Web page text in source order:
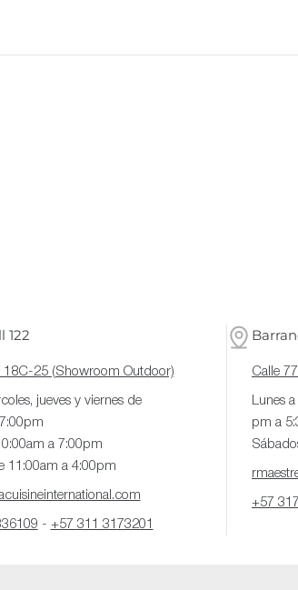
122
18C-25 (Showroom Outdoor)
jueves y viernes de
a 7:00pm
11:00am a 4:00pm
- +57 311 3173201
Calle
Lunes
pm a
+57